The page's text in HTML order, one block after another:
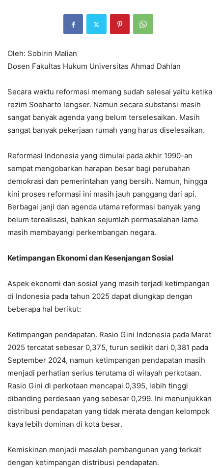
Oleh: Sobirin Malian
Dosen Fakultas Hukum Universitas Ahmad Dahlan
Secara waktu reformasi memang sudah selesai yaitu ketika
rezim Soeharto lengser. Namun secara substansi masih
sangat banyak agenda yang belum terselesaikan. Masih
sangat banyak pekerjaan rumah yang harus diselesaikan.
Reformasi Indonesia yang dimulai pada akhir 1990-an
sempat mengobarkan harapan besar bagi perubahan
demokrasi dan pemerintahan yang bersih. Namun, hingga
kini proses reformasi ini masih jauh panggang dari api.
Berbagai janji dan agenda utama reformasi banyak yang
belum terealisasi, bahkan sejumlah permasalahan lama
masih membayangi perkembangan negara.
Ketimpangan Ekonomi dan Kesenjangan Sosial
Aspek ekonomi dan sosial yang masih terjadi ketimpangan
di Indonesia pada tahun 2025 dapat diungkap dengan
beberapa hal berikut:
Ketimpangan pendapatan. Rasio Gini Indonesia pada Maret
2025 tercatat sebesar 0,375, turun sedikit dari 0,381 pada
September 2024, namun ketimpangan pendapatan masih
menjadi perhatian serius terutama di wilayah perkotaan.
Rasio Gini di perkotaan mencapai 0,395, lebih tinggi
dibanding perdesaan yang sebesar 0,299. Ini menunjukkan
distribusi pendapatan yang tidak merata dengan kelompok
kaya lebih dominan di kota besar.
Kemiskinan menjadi masalah pembangunan yang terkait
dengan ketimpangan distribusi pendapatan.